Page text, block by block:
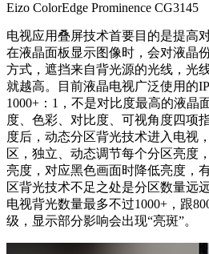
Eizo ColorEdge Prominence CG3145
电视应用叠屏技术首要目的是提高
在液晶面板显示图像时，会对液晶
方式，遮挡来自背光源的光线，光
就越高。目前液晶电视广泛使用的
1000+：1，不是对比度最高的液晶
度、色彩、对比度、可视角度四项
度后，动态分区背光技术进入电视
区，独立、动态调节每个分区亮度
亮度，对应黑色画面时降低亮度，
区背光技术不足之处是分区数量远
电视背光数量最多不过1000+，跟
级，显示部分影响会出现“亮斑”。